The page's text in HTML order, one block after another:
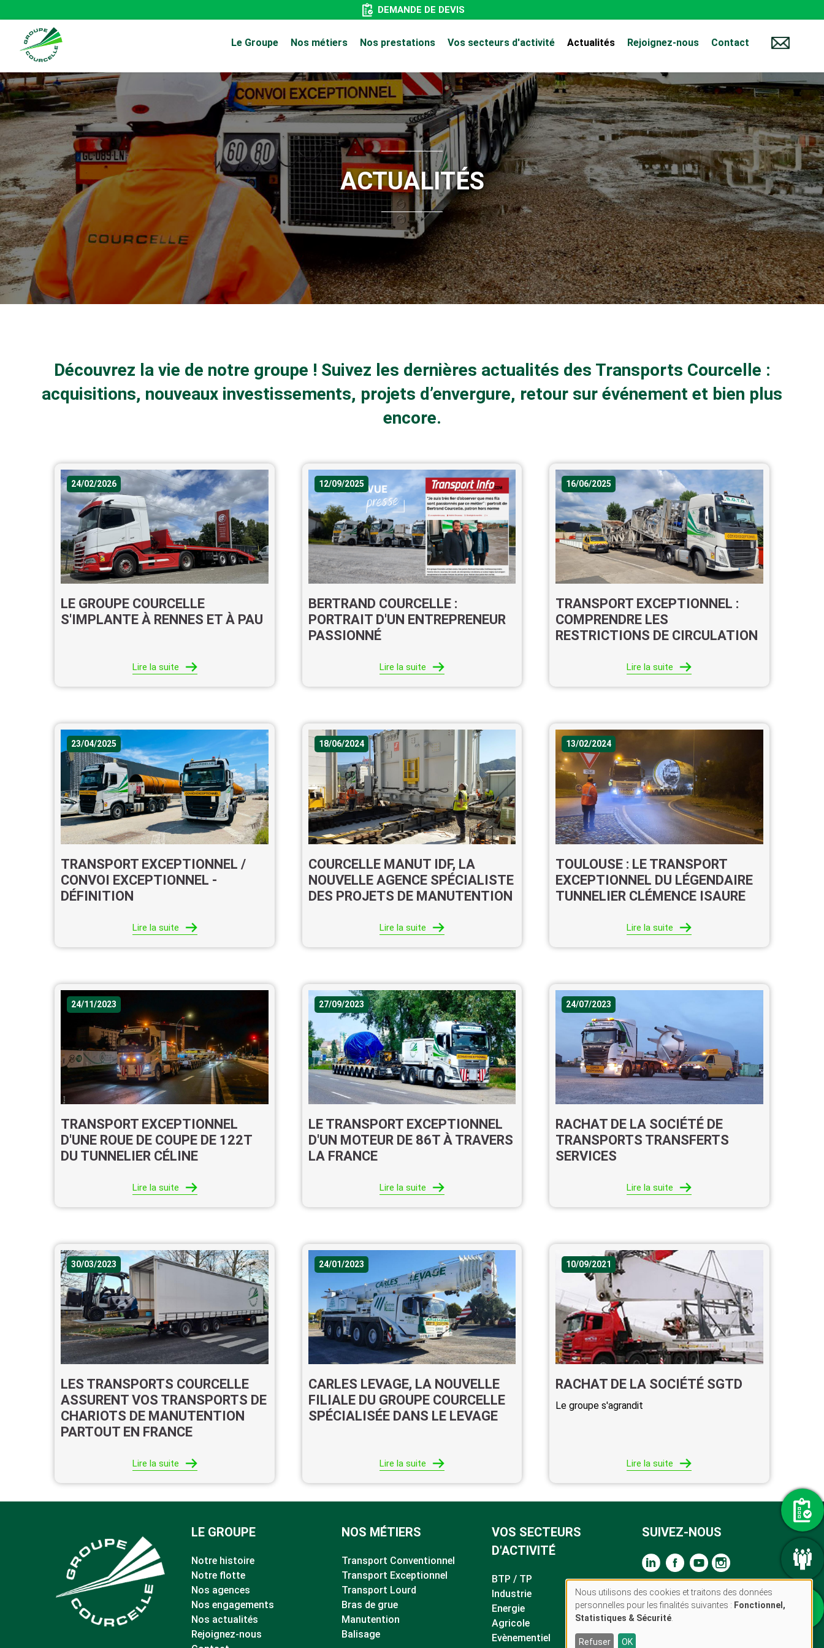
Aller
contenu
DEMANDE DE DEVIS
Le Groupe Nos métiers Nos prestations Vos secteurs d'activité Actualités Rejoignez-nous Contact Contact
ACTUALITÉS
Découvrez la vie de notre groupe ! Suivez les dernières actualités des Transports Courcelle :
acquisitions, nouveaux investissements, projets d’envergure, retour sur événement et bien plus
encore.
24/02/2026
LE GROUPE COURCELLE
S'IMPLANTE À RENNES ET À PAU
Lire la suite
12/09/2025
BERTRAND COURCELLE :
PORTRAIT D'UN ENTREPRENEUR
PASSIONNÉ
Lire la suite
16/06/2025
TRANSPORT EXCEPTIONNEL :
COMPRENDRE LES
RESTRICTIONS DE CIRCULATION
Lire la suite
23/04/2025
TRANSPORT EXCEPTIONNEL /
CONVOI EXCEPTIONNEL -
DÉFINITION
Lire la suite
18/06/2024
COURCELLE MANUT IDF, LA
NOUVELLE AGENCE SPÉCIALISTE
DES PROJETS DE MANUTENTION
Lire la suite
13/02/2024
TOULOUSE : LE TRANSPORT
EXCEPTIONNEL DU LÉGENDAIRE
TUNNELIER CLÉMENCE ISAURE
Lire la suite
24/11/2023
TRANSPORT EXCEPTIONNEL
D'UNE ROUE DE COUPE DE 122T
DU TUNNELIER CÉLINE
Lire la suite
27/09/2023
LE TRANSPORT EXCEPTIONNEL
D'UN MOTEUR DE 86T À TRAVERS
LA FRANCE
Lire la suite
24/07/2023
RACHAT DE LA SOCIÉTÉ DE
TRANSPORTS TRANSFERTS
SERVICES
Lire la suite
30/03/2023
LES TRANSPORTS COURCELLE
ASSURENT VOS TRANSPORTS DE
CHARIOTS DE MANUTENTION
PARTOUT EN FRANCE
Lire la suite
24/01/2023
CARLES LEVAGE, LA NOUVELLE
FILIALE DU GROUPE COURCELLE
SPÉCIALISÉE DANS LE LEVAGE
Lire la suite
10/09/2021
RACHAT DE LA SOCIÉTÉ SGTD
Le groupe s'agrandit
Lire la suite
LE GROUPE
Notre histoire
Notre flotte
Nos agences
Nos engagements
Nos actualités
Rejoignez-nous
NOS MÉTIERS
Transport Conventionnel
Transport Exceptionnel
Transport Lourd
Bras de grue
Manutention
Balisage
VOS SECTEURS
D'ACTIVITÉ
BTP / TP
Industrie
Energie
Agricole
Evènementiel
SUIVEZ-NOUS
Mentions légales
Politique Cookies
of
data
Nous utilisons des cookies et traitons des données
personnelles pour les finalités suivantes : Fonctionnel,
Statistiques & Sécurité
Refuser OK